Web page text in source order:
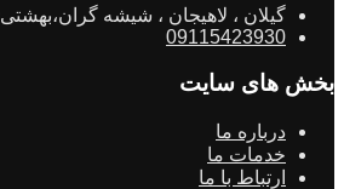
گیلان ، لاهیجان ، شیشه گران،بهشتی9،ساختمان بهشت،طبقه ششم،واحد11
09115423930
بخش های سایت
درباره ما
خدمات ما
ارتباط با ما